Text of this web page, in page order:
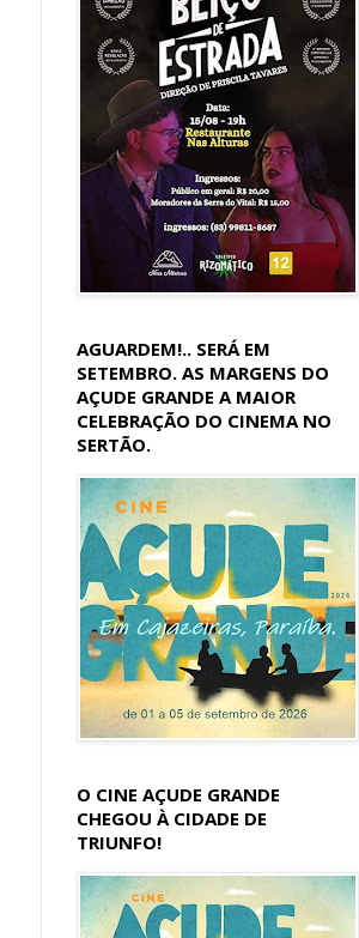
AGUARDEM!.. SERÁ EM
SETEMBRO. AS MARGENS DO
AÇUDE GRANDE A MAIOR
CELEBRAÇÃO DO CINEMA NO
SERTÃO.
O CINE AÇUDE GRANDE
CHEGOU À CIDADE DE
TRIUNFO!